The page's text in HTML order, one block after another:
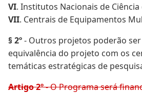
VI. Institutos Nacionais de Ciência
VII. Centrais de Equipamentos
§ 2º- Outros projetos poderão
equivalência do projeto com os
temáticas estratégicas de
Artigo 2º- O Programa será